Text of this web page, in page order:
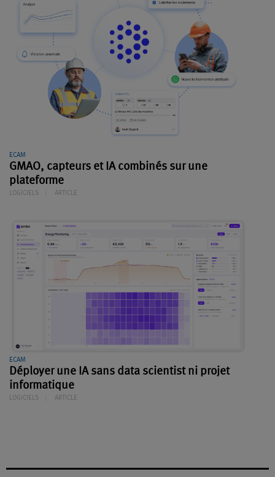
ECAM
GMAO, capteurs et IA combinés sur une
plateforme
LOGICIELS ARTICLE
ECAM
Déployer une IA sans data scientist ni projet
informatique
LOGICIELS ARTICLE